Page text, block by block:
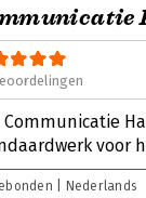
Communicatie
voor
| Nederlands